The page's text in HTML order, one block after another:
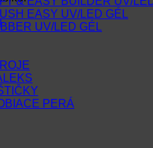
EASY UV/LED GÉL
UV/LED GÉL
PERÁ